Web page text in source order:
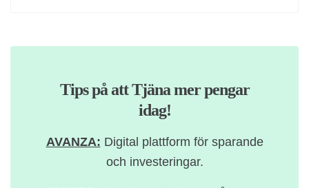
Tips på att Tjäna mer pengar
idag!
AVANZA: Digital plattform för sparande
och investeringar.